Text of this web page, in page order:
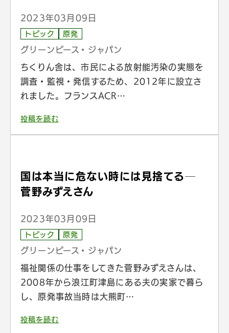
2023年03月09日
トピック 原発
グリーンピース・ジャパン
ちくりん舎は、市民による放射能汚染の実態を
調査・監視・発信するため、2012年に設立さ
れました。フランスACR…
投稿を読む
国は本当に危ない時には見捨てる─
菅野みずえさん
2023年03月09日
トピック 原発
グリーンピース・ジャパン
福祉関係の仕事をしてきた菅野みずえさんは、
2008年から浪江町津島にある夫の実家で暮ら
し、原発事故当時は大熊町…
投稿を読む